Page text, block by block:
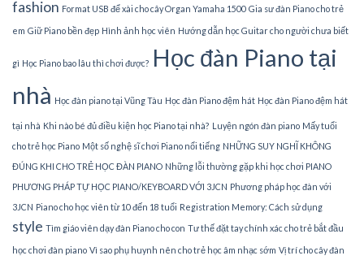
fashion Format USB để xài cho cây Organ Yamaha 1500 Gia sư đàn Piano cho trẻ
em Giữ Piano bền đẹp Hình ảnh học viên Hướng dẫn học Guitar cho người chưa biết
gì Học Piano bao lâu thì chơi được? Học đàn Piano tại
nhà Học đàn piano tại Vũng Tàu Học đàn Piano đệm hát Học đàn Piano đệm hát
tại nhà Khi nào bé đủ điều kiện học Piano tại nhà? Luyện ngón đàn piano Mấy tuổi
cho trẻ học Piano Một số nghệ sĩ chơi Piano nổi tiếng NHỮNG SUY NGHĨ KHÔNG
ĐÚNG KHI CHO TRẺ HỌC ĐÀN PIANO Những lỗi thường gặp khi học chơi PIANO
PHƯƠNG PHÁP TỰ HỌC PIANO/KEYBOARD VỚI 3JCN Phương pháp học đàn với
3JCN Piano cho học viên từ 10 đến 18 tuổi Registration Memory: Cách sử dụng
style Tìm giáo viên dạy đàn Piano cho con Tư thế đặt tay chính xác cho trẻ bắt đầu
học chơi đàn piano Vì sao phụ huynh nên cho trẻ học âm nhạc sớm Vị trí cho cây đàn